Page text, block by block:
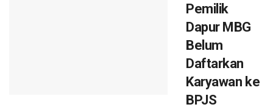
Pemilik
Dapur MBG
Belum
Daftarkan
Karyawan ke
BPJS